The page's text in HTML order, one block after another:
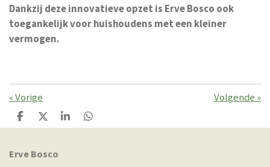
Dankzij deze innovatieve opzet is Erve Bosco ook
toegankelijk voor huishoudens met een kleiner
vermogen.
«Vorige Volgende »
D
e
e
n
D
e
l
S
h
D
e
Erve Bosco